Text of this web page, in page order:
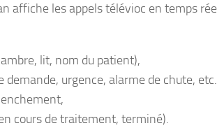
affiche les appels télévioc en temps
lit, nom du patient),
demande, urgence, alarme de chute,
cours de traitement, terminé).